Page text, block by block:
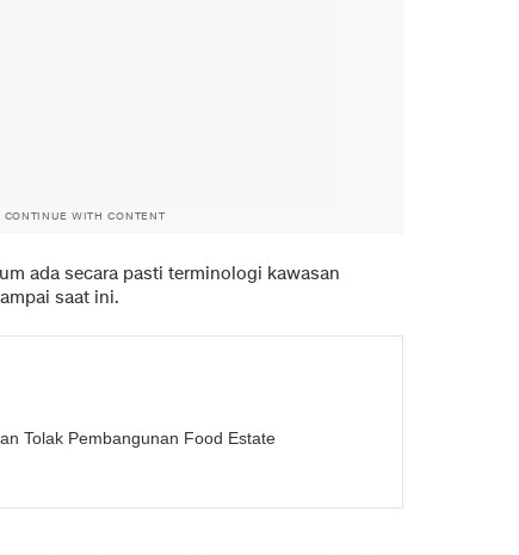
CONTINUE WITH CONTENT
ada secara pasti terminologi kawasan
saat ini.
Tolak Pembangunan Food Estate